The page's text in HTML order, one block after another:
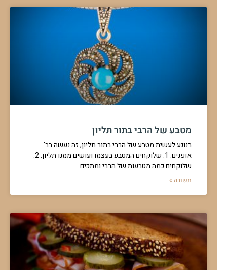
מטבע של הרבי בתור תליון
בנוגע לעשית מטבע של הרבי בתור תליון, זה נעשה בב'
אופנים. 1. שלוקחים המטבע בעצמו ועושים ממנו תליון. 2.
שלוקחים כמה מטבעות של הרבי ומתכים
תשובה »